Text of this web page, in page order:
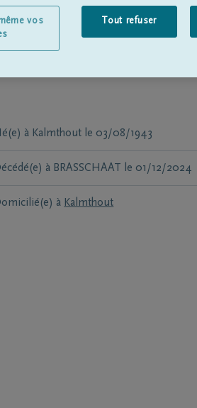
à Kalmthout le 03/08/1943
à BRASSCHAAT le 01/12/2024
à Kalmthout
Tout refuser
vos